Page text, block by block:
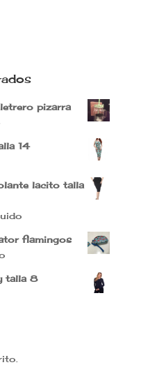
pizarra
14
lacito talla
flamingos
talla 8